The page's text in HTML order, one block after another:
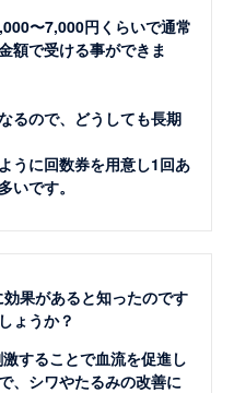
〜7,000円くらいで通常
額で受ける事ができま
るので、どうしても長期
うに回数券を用意し1回あ
いです。
果があると知ったのです
ょうか？
することで血流を促進し
、シワやたるみの改善に